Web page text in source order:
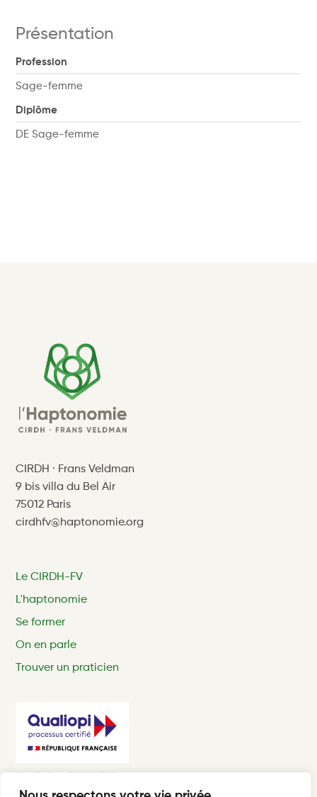
Présentation
Profession
Sage-femme
Diplôme
DE Sage-femme
CIRDH · Frans Veldman
9 bis villa du Bel Air
75012 Paris
cirdhfv@haptonomie.org
Le CIRDH-FV
L'haptonomie
Se former
On en parle
Trouver un praticien